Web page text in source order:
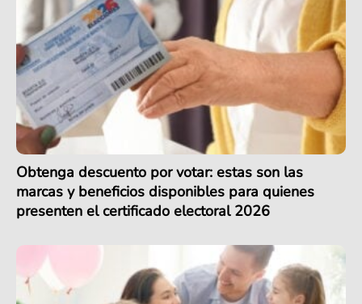
Obtenga descuento por votar: estas son las
marcas y beneficios disponibles para quienes
presenten el certificado electoral 2026